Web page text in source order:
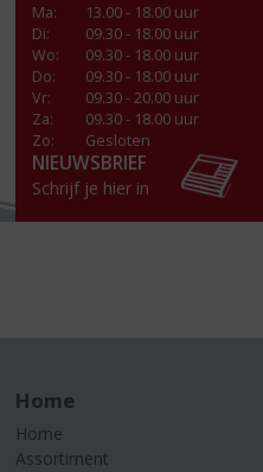
Ma:
13.00 - 18.00 uur
Di:
09.30 - 18.00 uur
Wo:
09.30 - 18.00 uur
Do:
09.30 - 18.00 uur
Vr:
09.30 - 20.00 uur
Za:
09.30 - 18.00 uur
Zo:
Gesloten
NIEUWSBRIEF
Schrijf je hier in
Home
Home
Assortiment